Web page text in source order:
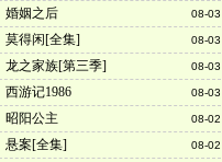
08-03
婚姻之后
08-03
莫得闲[全集]
08-03
龙之家族[第三季]
08-03
西游记1986
08-02
昭阳公主
08-02
悬案[全集]